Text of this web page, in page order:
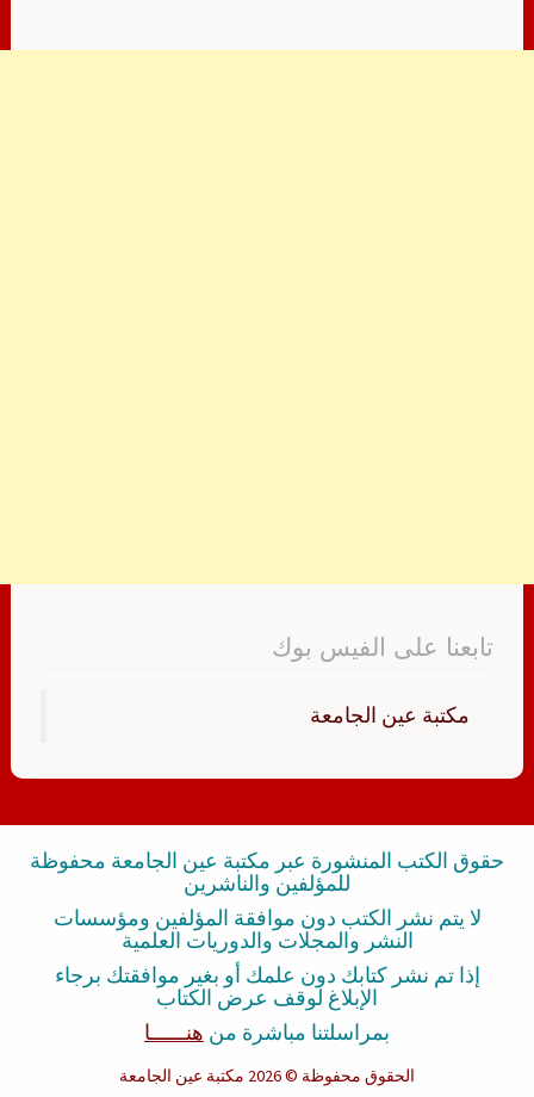
تابعنا على الفيس بوك
‏مكتبة عين الجامعة‏
حقوق الكتب المنشورة عبر مكتبة عين الجامعة محفوظة
للمؤلفين والناشرين
لا يتم نشر الكتب دون موافقة المؤلفين ومؤسسات
النشر والمجلات والدوريات العلمية
إذا تم نشر كتابك دون علمك أو بغير موافقتك برجاء
الإبلاغ لوقف عرض الكتاب
بمراسلتنا مباشرة من هنــــــا
الحقوق محفوظة © 2026 مكتبة عين الجامعة